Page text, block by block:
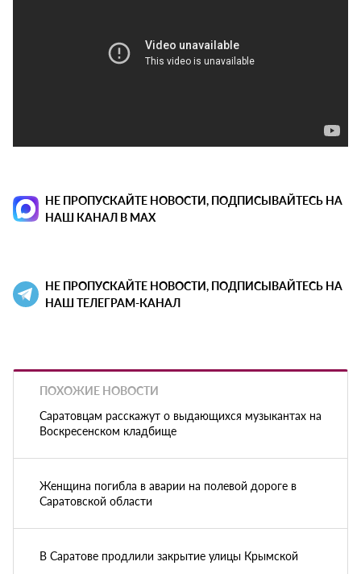
НЕ ПРОПУСКАЙТЕ НОВОСТИ, ПОДПИСЫВАЙТЕСЬ НА
НАШ КАНАЛ В MAX
НЕ ПРОПУСКАЙТЕ НОВОСТИ, ПОДПИСЫВАЙТЕСЬ НА
НАШ ТЕЛЕГРАМ-КАНАЛ
ПОХОЖИЕ НОВОСТИ
Саратовцам расскажут о выдающихся музыкантах на
Воскресенском кладбище
Женщина погибла в аварии на полевой дороге в
Саратовской области
В Саратове продлили закрытие улицы Крымской